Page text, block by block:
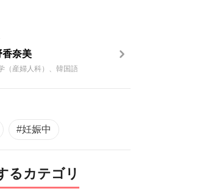
香奈美
（産婦人科）、韓国語
#妊娠中
るカテゴリ